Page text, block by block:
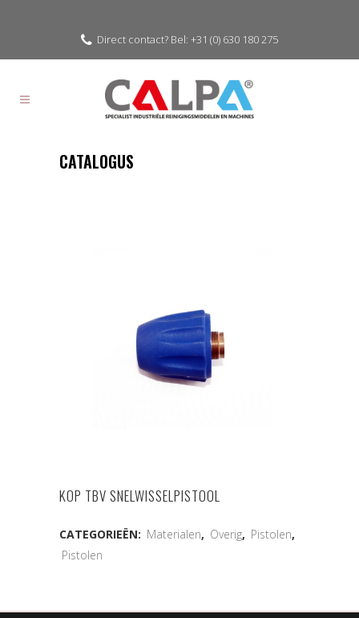
Direct contact? Bel: +31 (0) 630 180 275
CATALOGUS
KOP TBV SNELWISSELPISTOOL
CATEGORIEËN: Materialen, Overig, Pistolen,
Pistolen